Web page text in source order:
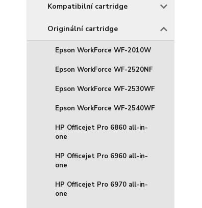
Kompatibilní cartridge
Originální cartridge
Epson WorkForce WF-2010W
Epson WorkForce WF-2520NF
Epson WorkForce WF-2530WF
Epson WorkForce WF-2540WF
HP Officejet Pro 6860 all-in-
one
HP Officejet Pro 6960 all-in-
one
HP Officejet Pro 6970 all-in-
one